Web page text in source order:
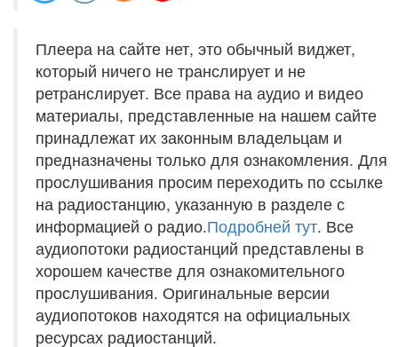
Плеера на сайте нет, это обычный виджет,
который ничего не транслирует и не
ретранслирует. Все права на аудио и видео
материалы, представленные на нашем сайте
принадлежат их законным владельцам и
предназначены только для ознакомления. Для
прослушивания просим переходить по ссылке
на радиостанцию, указанную в разделе с
информацией о радио.Подробней тут. Все
аудиопотоки радиостанций представлены в
хорошем качестве для ознакомительного
прослушивания. Оригинальные версии
аудиопотоков находятся на официальных
ресурсах радиостанций.